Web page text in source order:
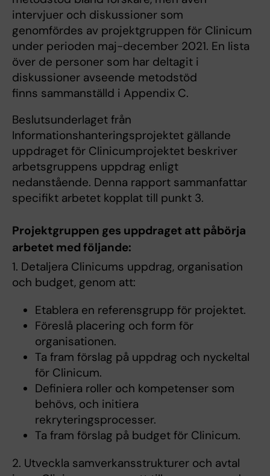
intervjuer och diskussioner som
genomfördes av projektgruppen för Clinicum
under perioden maj-december 2021. En lista
över de personer som har deltagit i
diskussioner avseende metodstöd
finns sammanställd i Appendix C.
Beslutsunderlaget från
Informationshanteringsprojektet gällande
uppdraget för Clinicumprojektet beskriver
arbetsgruppens uppdrag enligt
nedanstående. Denna rapport sammanfattar
specifikt arbetet kopplat till punkt 3.
Projektgruppen ges uppdraget att påbörja
arbetet med följande:
1. Detaljera Clinicums uppdrag, organisation
och budget, genom att:
Etablera en referensgrupp för projektet.
Föreslå placering och form för
organisationen.
Ta fram förslag på uppdrag och nyckeltal
för Clinicum.
Definiera roller och kompetenser som
behövs, och initiera
rekryteringsprocesser.
Ta fram förslag på budget för Clinicum.
2. Utveckla samverkansstrukturer och avtal